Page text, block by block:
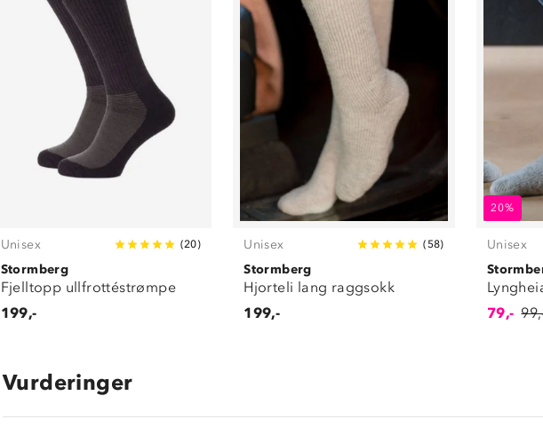
Unisex (20)
Stormberg
Fjelltopp ullfrottéstrømpe
199,-
Unisex (58)
Stormberg
Hjorteli lang raggsokk
199,-
20%
Unisex
79,-
Vurderinger